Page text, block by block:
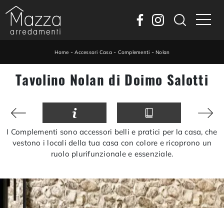
Home -Accessori Casa- Complementi -Nolan
Tavolino Nolan di Doimo Salotti
I Complementi sono accessori belli e pratici per la casa, che
vestono i locali della tua casa con colore e ricoprono un
ruolo plurifunzionale e essenziale.